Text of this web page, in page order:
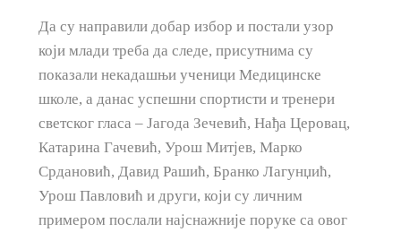
Да су направили добар избор и постали узор
који млади треба да следе, присутнима су
показали некадашњи ученици Медицинске
школе, а данас успешни спортисти и тренери
светског гласа – Јагода Зечевић, Нађа Церовац,
Катарина Гачевић, Урош Митјев, Марко
Срдановић, Давид Рашић, Бранко Лагунџић,
Урош Павловић и други, који су личним
примером послали најснажније поруке са овог